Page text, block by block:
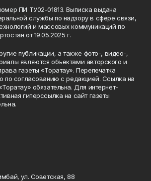
ПИ ТУ02-01813. Выписка выдана
службы по надзору в сфере связи,
и массовых коммуникаций по
от 19.05.2025 г.
публикации, а также фото-, видео-,
являются объектами авторского и
газеты «Торатау». Перепечатка
по согласованию с редакцией. Ссылка на
обязательна. Для интернет-
гиперссылка на сайт газеты
ул. Советская, 88